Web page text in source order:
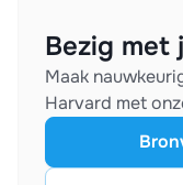
Bezig met
Maak
Harvard met